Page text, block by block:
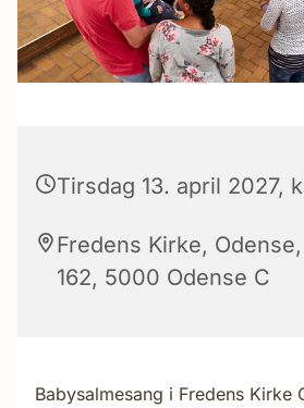
Tirsdag 13. april 2027,
Fredens Kirke,
162, 5000 Odense C
Babysalmesang i Fredens Kirke